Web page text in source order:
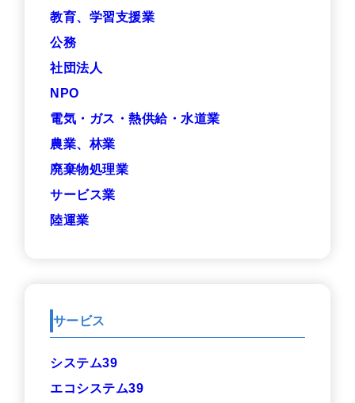
教育、学習支援業
公務
社団法人
NPO
電気・ガス・熱供給・水道業
農業、林業
廃棄物処理業
サービス業
陸運業
サービス
システム39
エコシステム39